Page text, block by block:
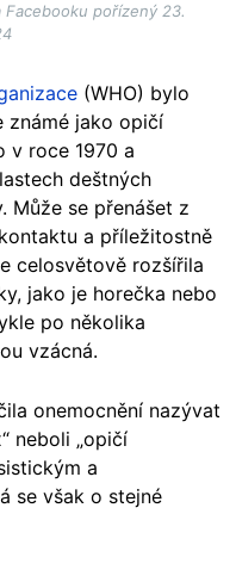
pořízený 23.
(WHO) bylo
známé jako opičí
v roce 1970 a
deštných
Může se přenášet z
a příležitostně
celosvětově rozšířila
jako je horečka nebo
po několika
vzácná.
onemocnění nazývat
neboli „opičí
a
se však o stejné